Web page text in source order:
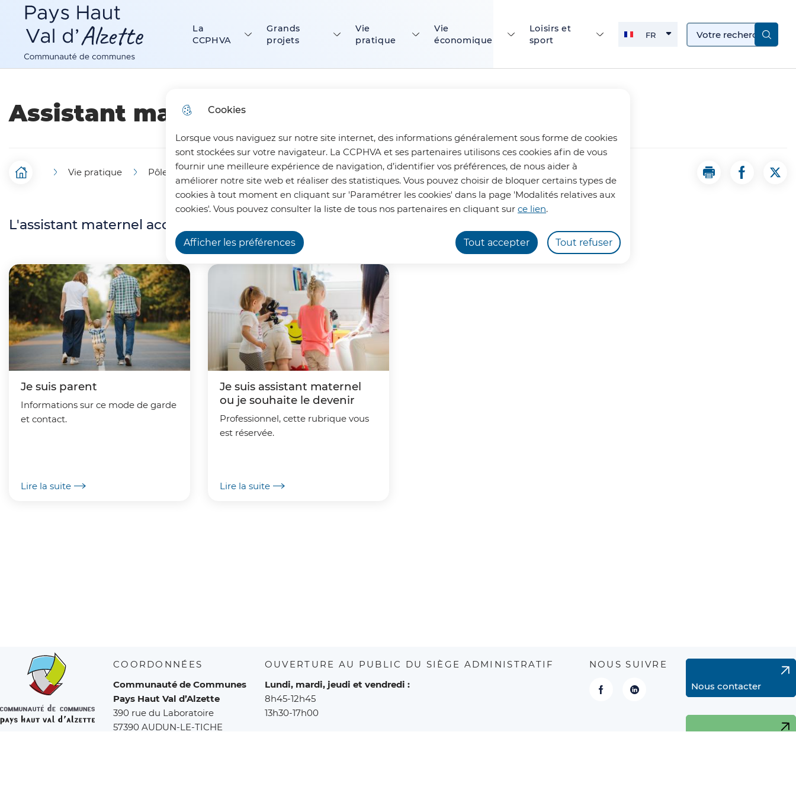
Cookies
Lorsque vous naviguez sur notre site internet, des informations généralement sous forme de cookies
sont stockées sur votre navigateur. La CCPHVA et ses partenaires utilisons ces cookies afin de vous
fournir une meilleure expérience de navigation, d’identifier vos préférences, de nous aider à
améliorer notre site web et réaliser des statistiques. Vous pouvez choisir de bloquer certains types de
cookies à tout moment en cliquant sur 'Paramétrer les cookies' dans la page 'Modalités relatives aux
cookies'. Vous pouvez consulter la liste de tous nos partenaires en cliquant sur ce lien.
Afficher les préférences Tout accepter Tout refuser
Aller au menu Aller à la recherche Aller au contenu principal
Consulter le plan du site
Communauté de Communes Pays Haut Val d’Alzette
a
g
a
t
i
o
n
p
r
i
n
c
i
p
La
CCPHVA
Grands
projets
Vie
pratique
Vie
économique
Loisirs et
sport
FR
FRANÇAIS ACTIVE
Assistant maternel
F
l
'
A
r
i
a
n
Accueil Vie pratique Pôle Petite Enfance Assistant maternel et garde à domicile Assistant maternel Imprimer la page
Partager la
L'assistant maternel accueille les enfants à son domicile.
Je suis parent
Informations sur ce mode de garde
et contact.
Lire la suite
Je suis assistant maternel
ou je souhaite le devenir
Professionnel, cette rubrique vous
est réservée.
Lire la suite
COORDONNÉES
Communauté de Communes
Pays Haut Val d’Alzette
390 rue du Laboratoire
57390 AUDUN-LE-TICHE
OUVERTURE AU PUBLIC DU SIÈGE ADMINISTRATIF
Lundi, mardi, jeudi et vendredi :
8h45-12h45
13h30-17h00
NOUS SUIVRE
FacebookLinkedIn
Nous contacter